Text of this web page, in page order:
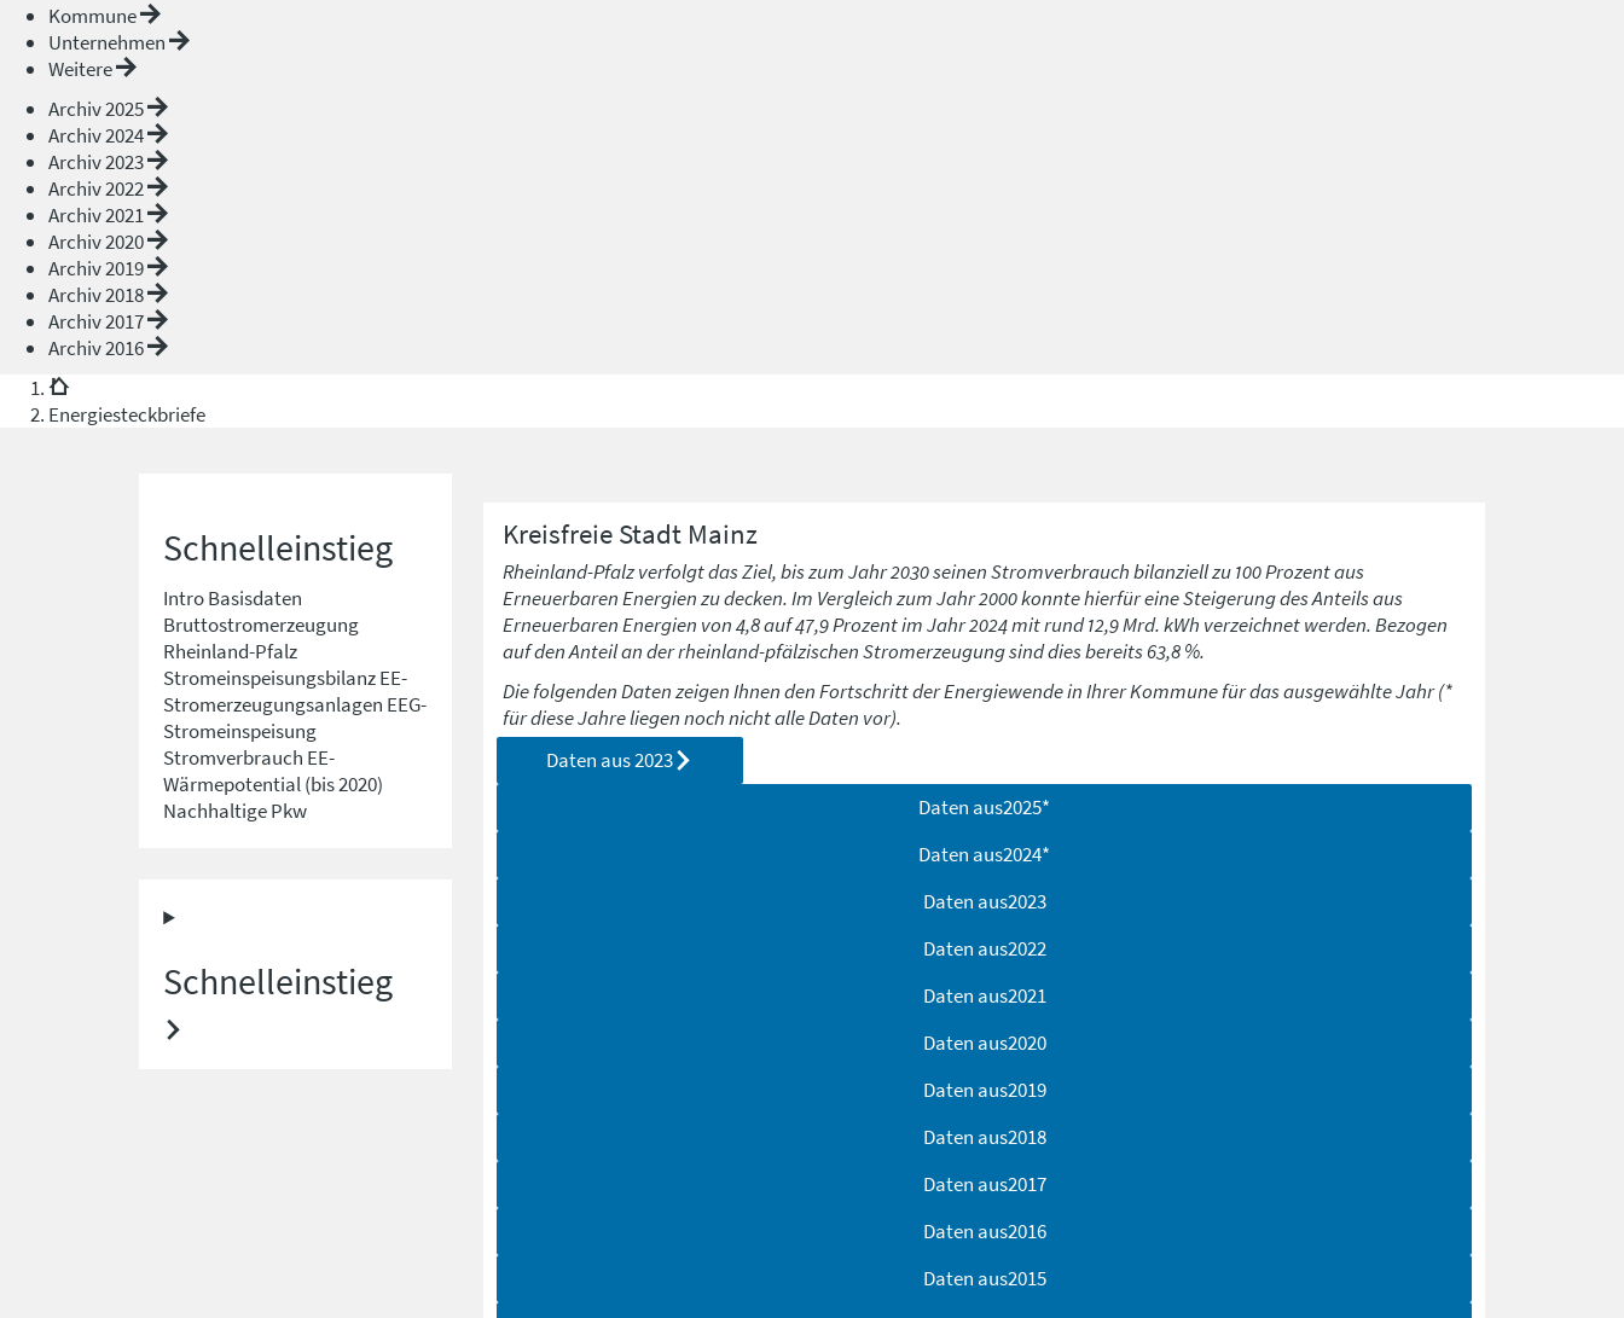
Kommune
Unternehmen
Weitere
Archiv 2025
Archiv 2024
Archiv 2023
Archiv 2022
Archiv 2021
Archiv 2020
Archiv 2019
Archiv 2018
Archiv 2017
Archiv 2016
Energiesteckbriefe
Schnelleinstieg
IntroBasisdaten
Bruttostromerzeugung
Rheinland-Pfalz
StromeinspeisungsbilanzEE-
Stromerzeugungsanlagen EEG-
Stromeinspeisung
Stromverbrauch EE-
Wärmepotential (bis 2020)
Nachhaltige Pkw
Schnelleinstieg
Kreisfreie Stadt Mainz
Rheinland-Pfalz verfolgt das Ziel, bis zum Jahr 2030 seinen Stromverbrauch bilanziell zu 100 Prozent aus
Erneuerbaren Energien zu decken. Im Vergleich zum Jahr 2000 konnte hierfür eine Steigerung des Anteils aus
Erneuerbaren Energien von 4,8 auf 47,9 Prozent im Jahr 2024 mit rund 12,9 Mrd. kWh verzeichnet werden. Bezogen
auf den Anteil an der rheinland-pfälzischen Stromerzeugung sind dies bereits 63,8 %.
Die folgenden Daten zeigen Ihnen den Fortschritt der Energiewende in Ihrer Kommune für das ausgewählte Jahr (*
für diese Jahre liegen noch nicht alle Daten vor).
Daten aus2023
Daten aus2025*
Daten aus2024*
Daten aus2023
Daten aus2022
Daten aus2021
Daten aus2020
Daten aus2019
Daten aus2018
Daten aus2017
Daten aus2016
Daten aus2015